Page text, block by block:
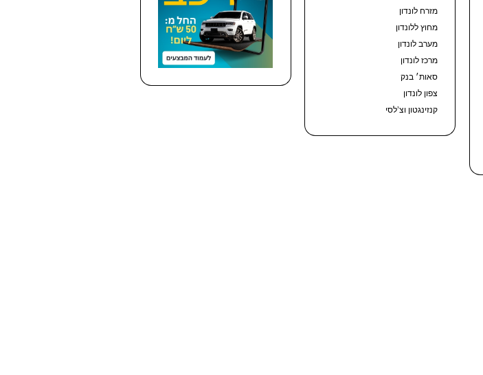
מזרח לונדון
מחוץ ללונדון
מערב לונדון
מרכז לונדון
סאות׳ בנק
צפון לונדון
קנזינגטון וצ’לסי